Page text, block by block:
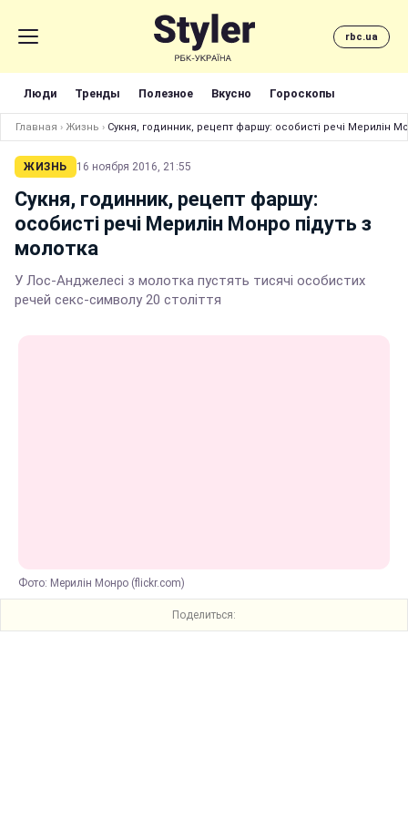
rbc.ua
Люди Тренды Полезное Вкусно Гороскопы
Главная › Жизнь › Сукня, годинник, рецепт фаршу: особисті речі Мерилін
ЖИЗНЬ 16 ноября 2016, 21:55
Сукня, годинник, рецепт фаршу:
особисті речі Мерилін Монро підуть з
молотка
У Лос-Анджелесі з молотка пустять тисячі особистих
речей секс-символу 20 століття
Фото: Мерилін Монро (flickr.com)
Поделиться: